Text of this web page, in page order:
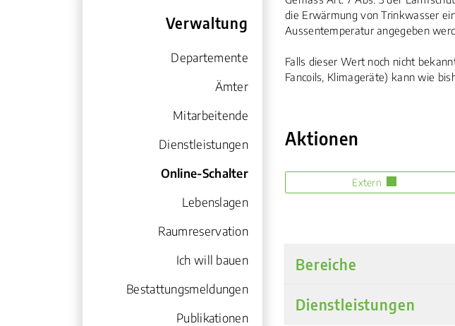
Verwaltung
Departemente
Ämter
Mitarbeitende
Dienstleistungen
Online-Schalter
(ausgewählt)Lebenslagen
Raumreservation
Ich will bauen
Bestattungsmeldungen
Publikationen
die Erwärmung von Trinkwasser
Aussentemperatur angegeben
Falls dieser Wert noch nicht
Fancoils, Klimageräte) kann wie
Aktionen
Extern
Zugehörige Objekte
Bereiche
Dienstleistungen